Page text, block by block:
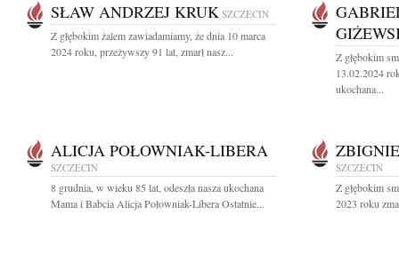
SŁAW ANDRZEJ KRUK SZCZECIN
Z głębokim żalem zawiadamiamy, że dnia 10 marca
2024 roku, przeżywszy 91 lat, zmarł nasz...
Z głębokim
13.02.2024
ukochana...
ALICJA POŁOWNIAK-LIBERA
SZCZECIN
8 grudnia, w wieku 85 lat, odeszła nasza ukochana
Mama i Babcia Alicja Połowniak-Libera Ostatnie...
SZCZECIN
Z głębokim
2023 roku